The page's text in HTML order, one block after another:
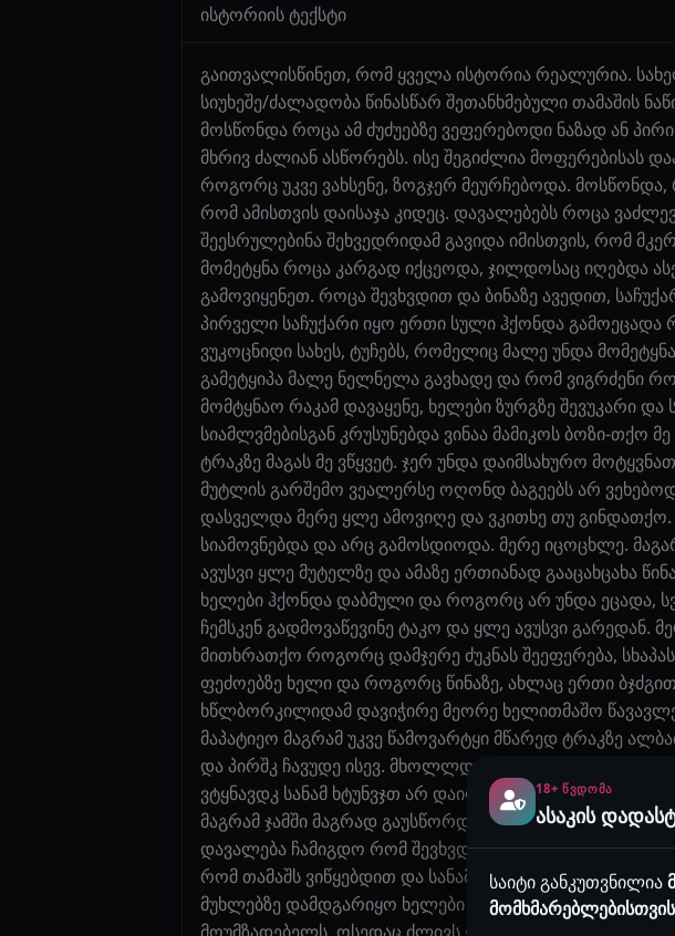
ისტორიის ტექსტი
გაითვალისწინეთ, რომ ყველა ისტორია რეალურია.
სიუხეშე/ძალადობა წინასწარ შეთანხმებული
მოსწონდა როცა ამ ძუძუებზე ვეფერებოდი ნაზად ან
მხრივ ძალიან ასწორებს. ისე შეგიძლია მოფერებისას
როგორც უკვე ვახსენე, ზოგჯერ მეურჩებოდა.
რომ ამისთვის დაისაჯა კიდეც. დავალებებს როცა
შეესრულებინა შეხვედრიდამ გავიდა იმისთვის, რომ
მომეტყნა როცა კარგად იქცეოდა, ჯილდოსაც იღებდა
გამოვიყენეთ. როცა შევხვდით და ბინაზე ავედით,
პირველი საჩუქარი იყო ერთი სული ჰქონდა
ვუკოცნიდი სახეს, ტუჩებს, რომელიც მალე უნდა
გამეტყიპა მალე ნელნელა გავხადე და რომ ვიგრძენი
მომტყნაო რაკამ დავაყენე, ხელები ზურგზე შევუკარი
სიამლვმებისგან კრუსუნებდა ვინაა მამიკოს ბოზი-
ტრაკზე მაგას მე ვწყვეტ. ჯერ უნდა დაიმსახურო
მუტლის გარშემო ვეალერსე ოღონდ ბაგეებს არ
დასველდა მერე ყლე ამოვიღე და ვკითხე თუ გინდათქო.
სიამოვნებდა და არც გამოსდიოდა. მერე იცოცხლე.
ავუსვი ყლე მუტელზე და ამაზე ერთიანად გააცახცახა
ხელები ჰქონდა დაბმული და როგორც არ უნდა ეცადა,
ჩემსკენ გადმოვაწევინე ტაკო და ყლე ავუსვი გარედან.
მითხრათქო როგორც დამჯერე ძუკნას შეეფერება,
ფეძოებზე ხელი და როგორც წინაზე, ახლაც ერთი ბჯძგით
ხწლბორკილიდამ დავიჭირე მეორე ხელითმაშო წავავლე
მაპატიეო მაგრამ უკვე წამოვარტყი მწარედ ტრაკზე
და პირშკ ჩავუდე ისევ. მხოლლდ ყლკს ღავკ ეტეოდა.
ვტყნავდკ სანამ ხტუნვჯთ არ დაიღალა ძალიან მაგარი
მაგრამ ჯამში მაგრად გაუსწორდა მომდევნო კვირაში
დავალება ჩამიგდო რომ შევხვდით, განსხვავებულად
რომ თამაშს ვიწყებდით და სანამ არ დავასრულებდით
მუხლებზე დამდგარიყო ხელები შევუკარი და ყლე
18+ ᲬᲕᲓᲝᲛᲐ
ასაკის
საიტი განკუთვნილია
მომხმარებლებისთვის